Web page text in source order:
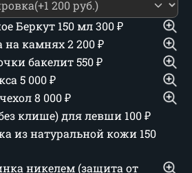
Беркут 150 мл300₽
на камнях2 200₽
бакелит550₽
5 000₽
8 000₽
клише) для левши 100₽
из натуральной кожи 150
никелем (защита от